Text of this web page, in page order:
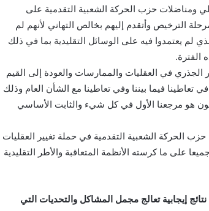
ومناضلات حزب الحركة الشعبية التقدمية على
الترخيص وأتقدم إليهم بخالص التهاني لأنهم لم
يعتمدوا فيه على الوسائل التقليدية بما في ذلك
الفترة.
الجذري في العقليات والممارسات والعودة إلى القيم
تعاطينا فيما بيننا وفي تعاطينا مع الشأن العام وذلك
هو مرجعنا الأول في كل شيء والثابت الأساسي
الحركة الشعبية التقدمية في حملة تغيير العقليات
على ما كرسته الأنظمة المتعاقبة والأطر التقليدية
إيجابية تعالج مجمل المشاكل والتحديات التي